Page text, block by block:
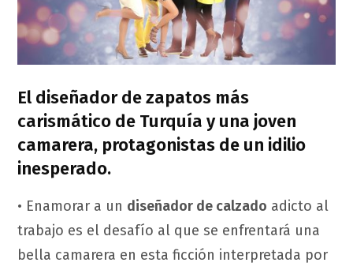
El diseñador de zapatos más
carismático de Turquía y una joven
camarera, protagonistas de un idilio
inesperado.
• Enamorar a un diseñador de calzado adicto al
trabajo es el desafío al que se enfrentará una
bella camarera en esta ficción interpretada por